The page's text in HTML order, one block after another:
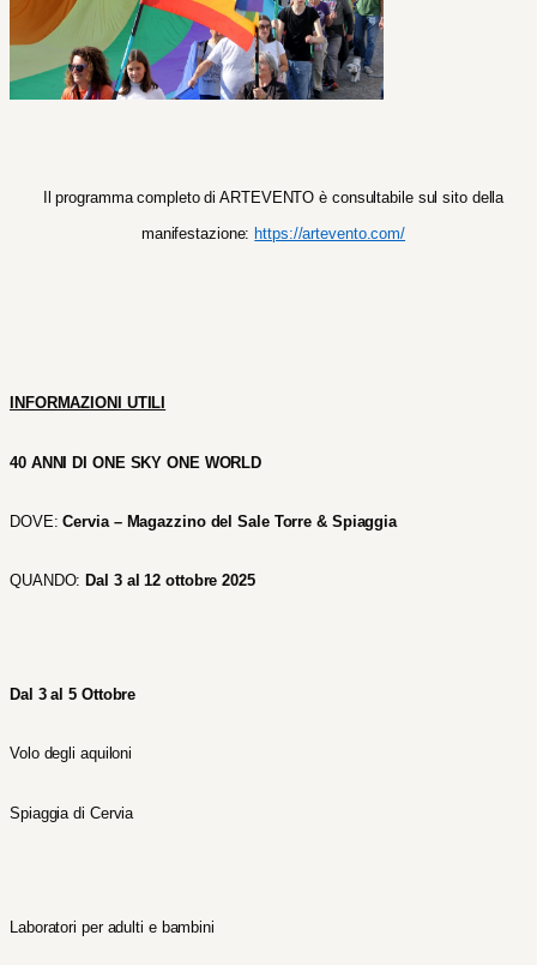
Il programma completo di ARTEVENTO è consultabile sul sito della
manifestazione: https://artevento.com/
INFORMAZIONI UTILI
40 ANNI DI ONE SKY ONE WORLD
DOVE:Cervia – Magazzino del Sale Torre & Spiaggia
QUANDO: Dal 3 al 12 ottobre 2025
Dal 3 al 5 Ottobre
Volo degli aquiloni
Spiaggia di Cervia
Laboratori per adulti e bambini